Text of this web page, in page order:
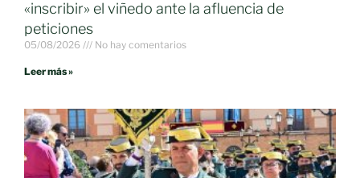
«inscribir» el viñedo ante la afluencia de
peticiones
05/08/2026 No hay comentarios
Leer más »